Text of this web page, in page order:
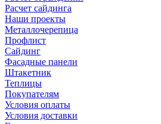
Расчет сайдинга
Наши проекты
Металлочерепица
Профлист
Сайдинг
Фасадные панели
Штакетник
Теплицы
Покупателям
Условия оплаты
Условия доставки